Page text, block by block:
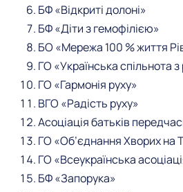
БФ «Відкриті долоні»
БФ «Діти з гемофілією»
БО «Мережа 100 % життя
ГО «Українська спільнота
ГО «Гармонія руху»
ВГО «Радість руху»
Асоціація батьків
ГО «Об’єднання Хворих на
ГО «Всеукраїнська
БФ «Запорука»